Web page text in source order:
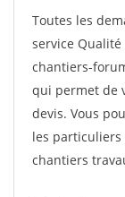
Toutes les
service
chantiers-
qui permet de
devis. Vous
les
chantiers